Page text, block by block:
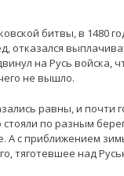
битвы, в 1480
отказался
на Русь войска,
не вышло.
равны, и почти
по разным
А с приближением
тяготевшее над